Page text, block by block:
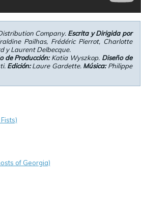
Company. Escrita y Dirigida por
Pailhas, Frédéric Pierrot, Charlotte
y Laurent Delbecque.
de Producción:Katia Wyszkop. Diseño de
Edición:Laure Gardette. Música:Philippe
of Georgia)